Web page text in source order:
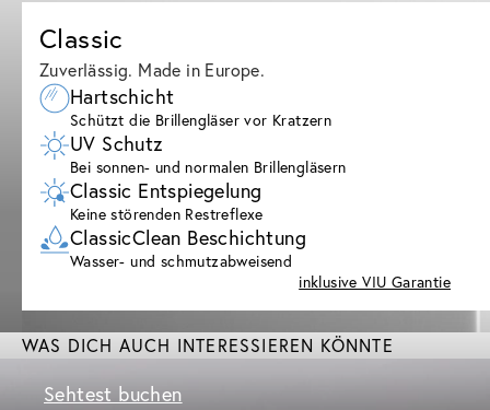
Classic
Zuverlässig. Made in Europe.
Hartschicht
Schützt die Brillengläser vor Kratzern
UV Schutz
Bei sonnen- und normalen Brillengläsern
Classic Entspiegelung
Keine störenden Restreflexe
ClassicClean Beschichtung
Wasser- und schmutzabweisend
inklusive VIU Garantie
WAS DICH AUCH INTERESSIEREN KÖNNTE
Sehtest buchen